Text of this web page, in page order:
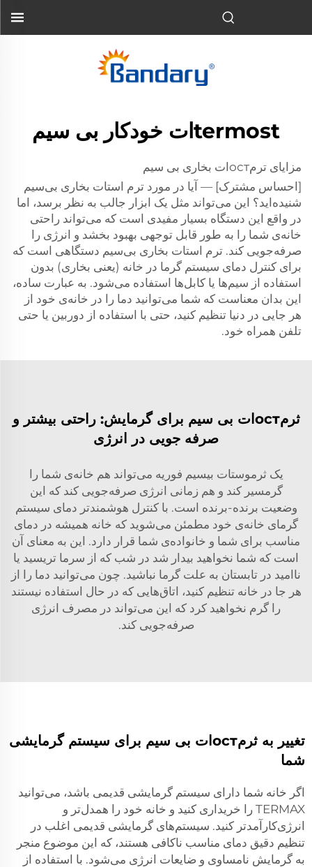
termostات خودکار بی سیم
مزایای ترمостات بخاری بی سیم
[احساس مشترک] — آیا در مورد ترم استات بخاری بی‌سیم
شنیده‌اید؟ این می‌تواند مثل یک ابزار جالب به نظر برسد، اما
در واقع این دستگاه بسیار مفیدی است که می‌تواند راحتی
خانه‌ی شما را به طور قابل توجهی بهبود بخشد و انرژی را
صرفه‌جویی کند. ترم استات بخاری بی‌سیم دستگاهی است که
برای کنترل دمای سیستم گرما در خانه (یعنی بخاری) بدون
استفاده از سیم‌ها یا کابل‌ها استفاده می‌شود. به عبارت ساده،
این بدان معناست که شما می‌توانید دما را در خانه‌ی خود از
هر جایی در دنیا تنظیم کنید، حتی با استفاده از دوربین یا حتی
تلفن همراه خود.
ثرمостات بی سیم برای گرمایش: راحتی بیشتر و
صرفه جویی در انرژی
یک ثرموستات بیسیم فوریه می‌تواند هم خانه‌ی شما را
گرمسیر کند و هم زمانی انرژی صرفه‌جویی کند که این
وضعیت برنده-برنده است. با کنترل هوشمندتر دمای سیستم
گرمای خانه‌ی خود مطمئن می‌شوید که خانه همیشه در دمای
مناسب برای شما و خانواده‌ی شما قرار دارد. این به معنای آن
است که شما نخواهید بیدار شد در شب که از سرما تریسید یا
ناامید در تابستان به علت گرما نباشید. چون می‌توانید دما را از
هر جا در خانه تنظیم کنید، اتاق‌هایی که در حال استفاده نیستند
را گرم نخواهید کرد که این می‌تواند در مصرف انرژی
صرفه‌جویی کند.
تغییر به ثرمостات بی سیم برای سیستم گرمایشی
شما
اگر خانه شما دارای سیستم گرمایشی قدیمی باشد، می‌توانید
TERMAX را خریداری کنید و خانه خود را همدل‌تر و
انرژی‌کارآمدتر کنید. سیستم‌های گرمایشی قدیمی اغلب در
تنظیم دقیق دمای مناسب ناکافی هستند، که این موضوع منجر
به گرمایش نامساوی و ضایعات انرژی می‌شود. با استفاده از